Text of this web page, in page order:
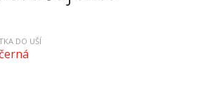
DO UŠÍ